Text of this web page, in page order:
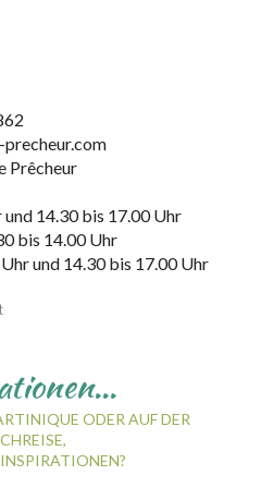
Prêcheur
14.30 bis 17.00 Uhr
bis 14.00 Uhr
und 14.30 bis 17.00 Uhr
ODER AUF DER